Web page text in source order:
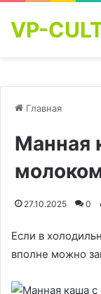
VP-
Главная
Манная
27.10.2025 0
Если в
вполне можно